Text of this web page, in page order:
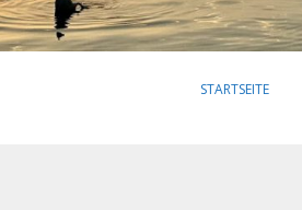
STARTSEITE